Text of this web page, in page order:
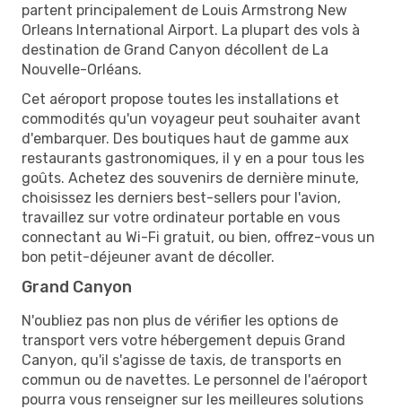
partent principalement de Louis Armstrong New
Orleans International Airport. La plupart des vols à
destination de Grand Canyon décollent de La
Nouvelle-Orléans.
Cet aéroport propose toutes les installations et
commodités qu'un voyageur peut souhaiter avant
d'embarquer. Des boutiques haut de gamme aux
restaurants gastronomiques, il y en a pour tous les
goûts. Achetez des souvenirs de dernière minute,
choisissez les derniers best-sellers pour l'avion,
travaillez sur votre ordinateur portable en vous
connectant au Wi-Fi gratuit, ou bien, offrez-vous un
bon petit-déjeuner avant de décoller.
Grand Canyon
N'oubliez pas non plus de vérifier les options de
transport vers votre hébergement depuis Grand
Canyon, qu'il s'agisse de taxis, de transports en
commun ou de navettes. Le personnel de l'aéroport
pourra vous renseigner sur les meilleures solutions